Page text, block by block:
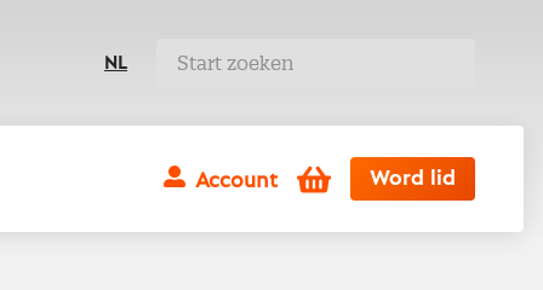
NL
Account Winkelwagen
Word lid